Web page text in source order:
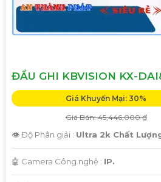
ĐẦU GHI KBVISION KX-
Giá Khuyến Mại: 30%
Giá Bán: 45,446,000 ₫
👁 Độ Phân giải : Ultra 2k Chất
🤖️ Camera Công nghệ : IP.